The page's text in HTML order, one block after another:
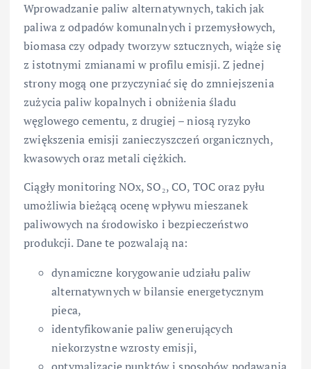
Wprowadzanie paliw alternatywnych, takich jak
paliwa z odpadów komunalnych i przemysłowych,
biomasa czy odpady tworzyw sztucznych, wiąże się
z istotnymi zmianami w profilu emisji. Z jednej
strony mogą one przyczyniać się do zmniejszenia
zużycia paliw kopalnych i obniżenia śladu
węglowego cementu, z drugiej – niosą ryzyko
zwiększenia emisji zanieczyszczeń organicznych,
kwasowych oraz metali ciężkich.
Ciągły monitoring NOx, SO₂, CO, TOC oraz pyłu
umożliwia bieżącą ocenę wpływu mieszanek
paliwowych na środowisko i bezpieczeństwo
produkcji. Dane te pozwalają na:
dynamiczne korygowanie udziału paliw
alternatywnych w bilansie energetycznym
pieca,
identyfikowanie paliw generujących
niekorzystne wzrosty emisji,